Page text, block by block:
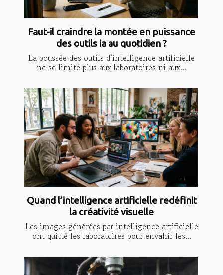
Faut-il craindre la montée en puissance
des outils ia au quotidien ?
La poussée des outils d’intelligence artificielle
ne se limite plus aux laboratoires ni aux...
Quand l’intelligence artificielle redéfinit
la créativité visuelle
Les images générées par intelligence artificielle
ont quitté les laboratoires pour envahir les...